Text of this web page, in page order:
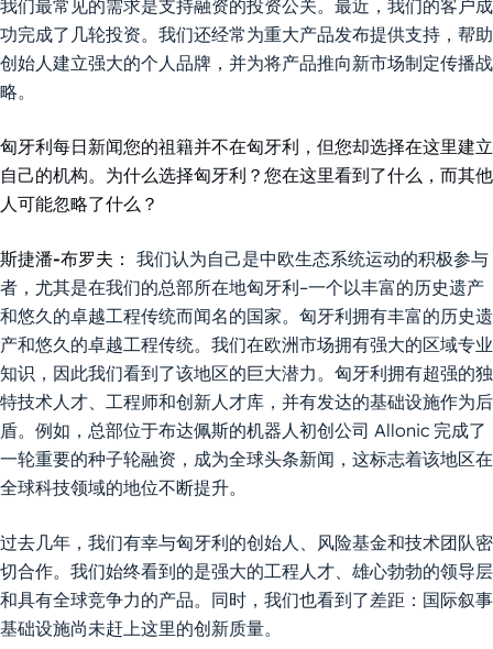
我们最常见的需求是支持融资的投资公关。最近，我们的客户成
功完成了几轮投资。我们还经常为重大产品发布提供支持，帮助
创始人建立强大的个人品牌，并为将产品推向新市场制定传播战
略。
匈牙利每日新闻您的祖籍并不在匈牙利，但您却选择在这里建立
自己的机构。为什么选择匈牙利？您在这里看到了什么，而其他
人可能忽略了什么？
斯捷潘-布罗夫： 我们认为自己是中欧生态系统运动的积极参与
者，尤其是在我们的总部所在地匈牙利–一个以丰富的历史遗产
和悠久的卓越工程传统而闻名的国家。匈牙利拥有丰富的历史遗
产和悠久的卓越工程传统。我们在欧洲市场拥有强大的区域专业
知识，因此我们看到了该地区的巨大潜力。匈牙利拥有超强的独
特技术人才、工程师和创新人才库，并有发达的基础设施作为后
盾。例如，总部位于布达佩斯的机器人初创公司 Allonic 完成了
一轮重要的种子轮融资，成为全球头条新闻，这标志着该地区在
全球科技领域的地位不断提升。
过去几年，我们有幸与匈牙利的创始人、风险基金和技术团队密
切合作。我们始终看到的是强大的工程人才、雄心勃勃的领导层
和具有全球竞争力的产品。同时，我们也看到了差距：国际叙事
基础设施尚未赶上这里的创新质量。